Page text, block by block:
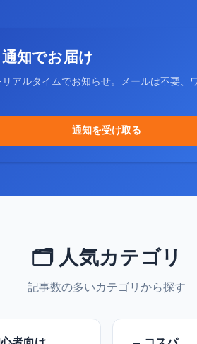
知でお届け
アルタイムでお知らせ。メールは不要、
通知を受け取る
🗂️ 人気カテゴリ
記事数の多いカテゴリから探す